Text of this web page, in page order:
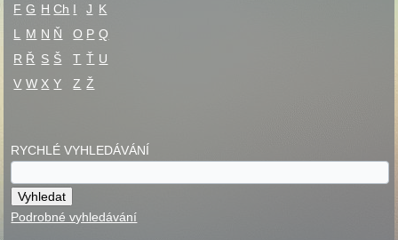
F G H Ch I J K
L
M N Ň O P Q
R Ř S Š T Ť U
V W X Y Z Ž
RYCHLÉ VYHLEDÁVÁNÍ
Podrobné vyhledávání